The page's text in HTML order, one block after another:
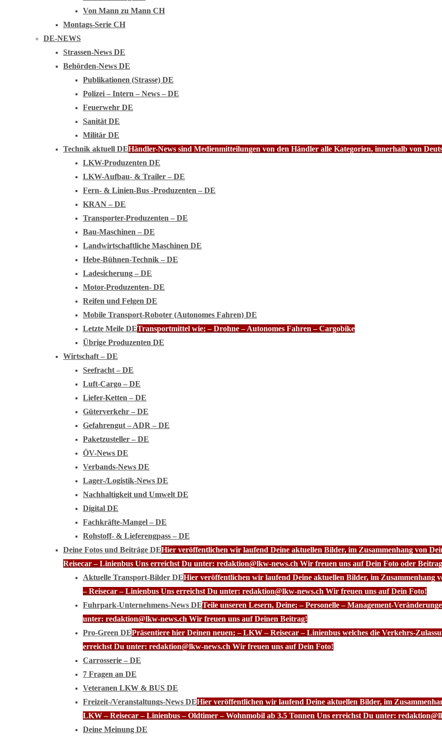
Von Mann zu Mann CH
Montags-Serie CH
DE-NEWS
Strassen-News DE
Behörden-News DE
Publikationen (Strasse) DE
Polizei – Intern – News – DE
Feuerwehr DE
Sanität DE
Militär DE
Technik aktuell DEHändler-News sind Medienmitteilungen von den Händler alle Kategorien, innerhalb von
LKW-Produzenten DE
LKW-Aufbau- & Trailer – DE
Fern- & Linien-Bus -Produzenten – DE
KRAN – DE
Transporter-Produzenten – DE
Bau-Maschinen – DE
Landwirtschaftliche Maschinen DE
Hebe-Bühnen-Technik – DE
Ladesicherung – DE
Motor-Produzenten- DE
Reifen und Felgen DE
Mobile Transport-Roboter (Autonomes Fahren) DE
Letzte Meile DETransportmittel wie; – Drohne – Autonomes Fahren – Cargobike
Übrige Produzenten DE
Wirtschaft – DE
Seefracht – DE
Luft-Cargo – DE
Liefer-Ketten – DE
Güterverkehr – DE
Gefahrengut – ADR – DE
Paketzusteller – DE
ÖV-News DE
Verbands-News DE
Lager-/Logistik-News DE
Nachhaltigkeit und Umwelt DE
Digital DE
Fachkräfte-Mangel – DE
Rohstoff- & Lieferengpass – DE
Deine Fotos und Beiträge DEHier veröffentlichen wir laufend Deine aktuellen Bilder, im Zusammenhang von
Reisecar – Linienbus Uns erreichst Du unter: redaktion@lkw-news.ch Wir freuen uns auf Dein Foto oder
Aktuelle Transport-Bilder DEHier veröffentlichen wir laufend Deine aktuellen Bilder, im
– Reisecar – Linienbus Uns erreichst Du unter: redaktion@lkw-news.ch Wir freuen uns auf Dein Foto!
Fuhrpark-Unternehmens-News DETeile unseren Lesern, Deine; – Personelle – Management-
unter: redaktion@lkw-news.ch Wir freuen uns auf Deinen Beitrag!
Pro-Green DEPräsentiere hier Deinen neuen; – LKW – Reisecar – Linienbus welches die Verkehrs-
erreichst Du unter: redaktion@lkw-news.ch Wir freuen uns auf Dein Foto!
Carrosserie – DE
7 Fragen an DE
Veteranen LKW & BUS DE
Freizeit-/Veranstaltungs-News DEHier veröffentlichen wir laufend Deine aktuellen Bilder, im
LKW – Reisecar – Linienbus – Oldtimer – Wohnmobil ab 3.5 Tonnen Uns erreichst Du unter:
Deine Meinung DE